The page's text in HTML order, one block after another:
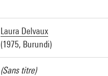
Laura Delvaux
(1975, Burundi)
(Sans titre)